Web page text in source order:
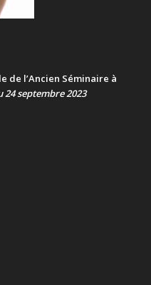
de l’Ancien Séminaire à
24 septembre 2023